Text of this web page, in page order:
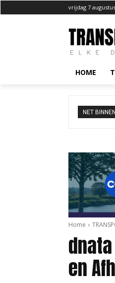
vrijdag 7
HOME
NET BINNEN
Home
en